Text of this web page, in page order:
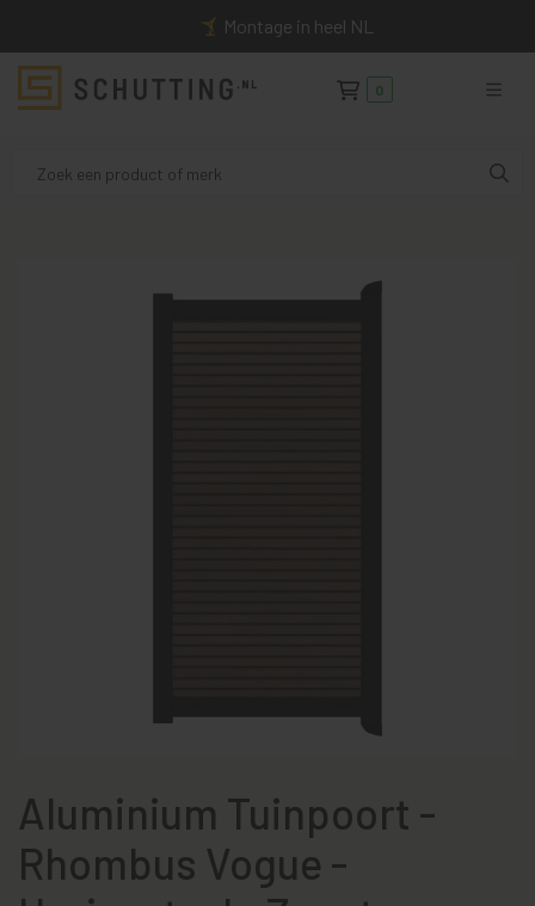
0
Montage in heel NL
Aluminium Tuinpoort -
Rhombus Vogue -